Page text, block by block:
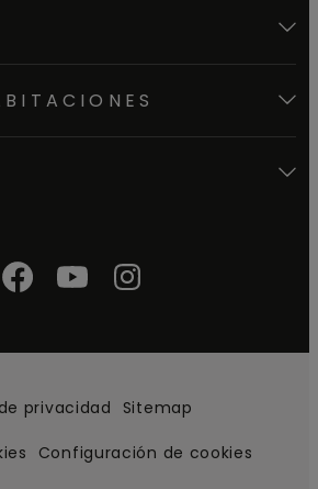
privacidad Sitemap
Configuración de cookies